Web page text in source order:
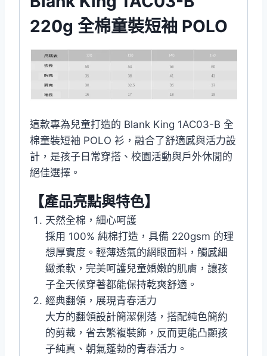
220g 全棉童裝短袖 POLO
這款專為兒童打造的 Blank King 1AC03-B 全
棉童裝短袖 POLO 衫，融合了舒適感與活力設
計，是孩子日常穿搭、校園活動與戶外休閒的
絕佳選擇。
【產品亮點與特色】
天然全棉，細心呵護
採用 100% 純棉打造，具備 220gsm 的理
想厚實度。輕薄透氣的網眼面料，觸感細
緻柔軟，完美呵護兒童嬌嫩的肌膚，讓孩
子全天候穿著都能保持乾爽舒適。
經典翻領，展現青春活力
大方的翻領設計簡潔俐落，搭配純色簡約
的剪裁，省去繁複裝飾，反而更能凸顯孩
子純真、朝氣蓬勃的青春活力。